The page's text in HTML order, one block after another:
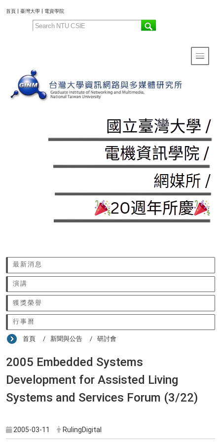
首頁 | 臺灣大學 | 電資學院
最新消息
演講
獲獎榮譽
行事曆
首頁 新聞與公告 研討會
2005 Embedded Systems
Development for Assisted Living
Systems and Services Forum (3/22)
2005-03-11 RulingDigital